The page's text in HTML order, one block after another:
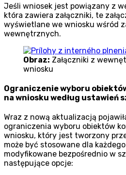
Jeśli wniosek jest powiązany z
która zawiera załączniki, te
wyświetlane we wniosku wśród
wewnętrznych.
Obraz: Załączniki z
wniosku
Ograniczenie wyboru
na wniosku według ustawień
Wraz z nową aktualizacją
ograniczenia wyboru obiektów
wniosku, który jest tworzony
może być stosowane dla
modyfikowane bezpośrednio w
następujące opcje: